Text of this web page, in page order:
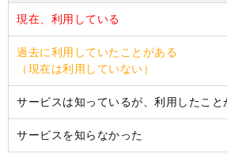
現在、利用している
過去に利用していたことがある
（現在は利用していない）
サービスは知っているが、利用したこと
サービスを知らなかった